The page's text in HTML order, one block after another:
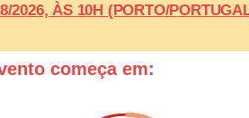
2026, ÀS 10H (PORTO/
começa em: